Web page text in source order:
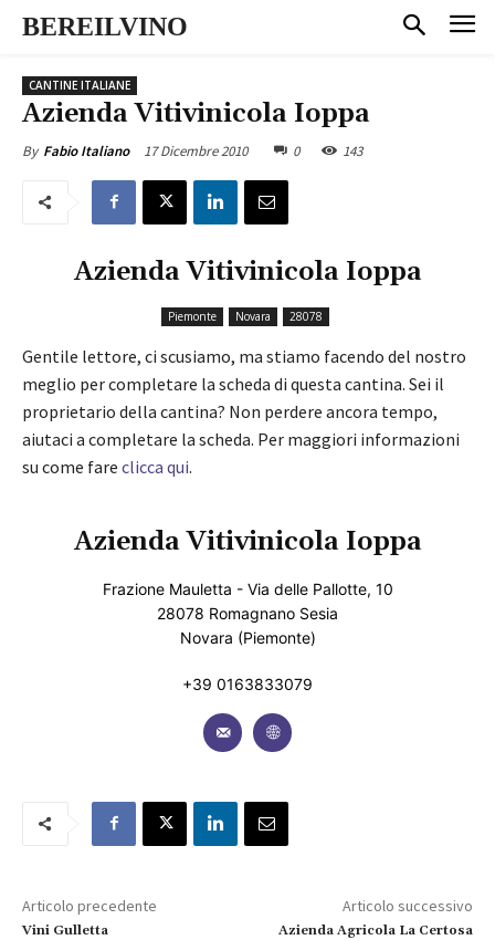
BEREILVINO
CANTINE ITALIANE
Azienda Vitivinicola Ioppa
By Fabio Italiano 17 Dicembre 2010 0 143
Azienda Vitivinicola Ioppa
Piemonte Novara 28078
Gentile lettore, ci scusiamo, ma stiamo facendo del nostro
meglio per completare la scheda di questa cantina. Sei il
proprietario della cantina? Non perdere ancora tempo,
aiutaci a completare la scheda. Per maggiori informazioni
su come fare clicca qui.
Azienda Vitivinicola Ioppa
Frazione Mauletta - Via delle Pallotte, 10
28078 Romagnano Sesia
Novara (Piemonte)
+39 0163833079
Articolo precedente
Vini Gulletta
Articolo successivo
Azienda Agricola La Certosa